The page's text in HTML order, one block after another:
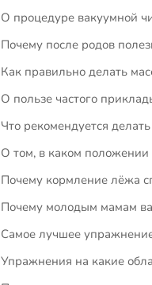
О процедуре вакуумной
Почему после родов
Как правильно делать
О пользе частого
Что рекомендуется
О том, в каком
Почему кормление лёжа
Почему молодым мамам
Самое лучшее
Упражнения на какие